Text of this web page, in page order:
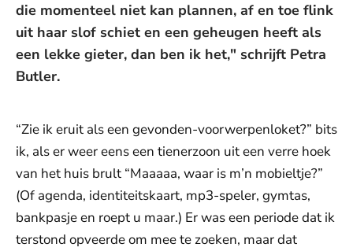
die momenteel niet kan plannen, af en toe flink
uit haar slof schiet en een geheugen heeft als
een lekke gieter, dan ben ik het," schrijft Petra
Butler.
“Zie ik eruit als een gevonden-voorwerpenloket?” bits
ik, als er weer eens een tienerzoon uit een verre hoek
van het huis brult “Maaaaa, waar is m’n mobieltje?”
(Of agenda, identiteitskaart, mp3-speler, gymtas,
bankpasje en roept u maar.) Er was een periode dat ik
terstond opveerde om mee te zoeken, maar dat